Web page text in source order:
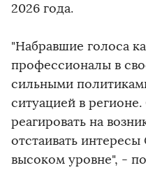
2026 года.
"Набравшие голоса
профессионалы в
сильными
ситуацией в
реагировать на
отстаивать
высоком уровне", -